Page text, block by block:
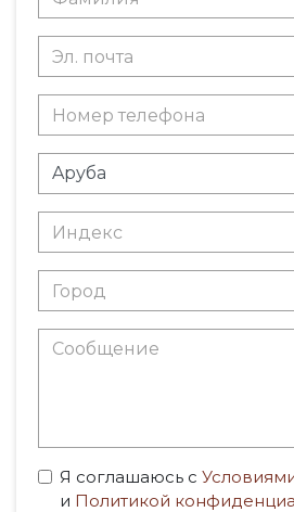
Я соглашаюсь с
и Политикой